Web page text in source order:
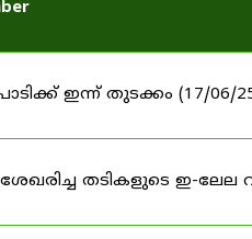
ഇന്ന് തുടക്കം (17/06/
ശേഖരിച്ച തടികളുടെ ഇ-ലേല